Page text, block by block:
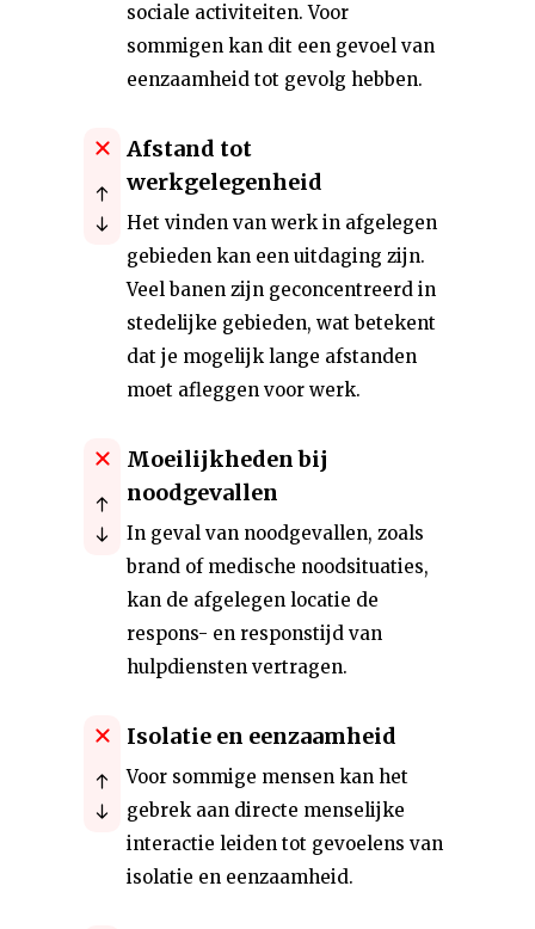
sociale activiteiten. Voor
sommigen kan dit een gevoel van
eenzaamheid tot gevolg hebben.
Afstand tot
werkgelegenheid
Het vinden van werk in afgelegen
gebieden kan een uitdaging zijn.
Veel banen zijn geconcentreerd in
stedelijke gebieden, wat betekent
dat je mogelijk lange afstanden
moet afleggen voor werk.
Moeilijkheden bij
noodgevallen
In geval van noodgevallen, zoals
brand of medische noodsituaties,
kan de afgelegen locatie de
respons- en responstijd van
hulpdiensten vertragen.
Isolatie en eenzaamheid
Voor sommige mensen kan het
gebrek aan directe menselijke
interactie leiden tot gevoelens van
isolatie en eenzaamheid.